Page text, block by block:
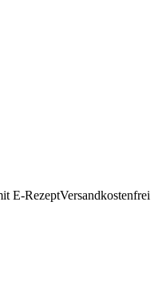
E-RezeptVersandkostenfrei